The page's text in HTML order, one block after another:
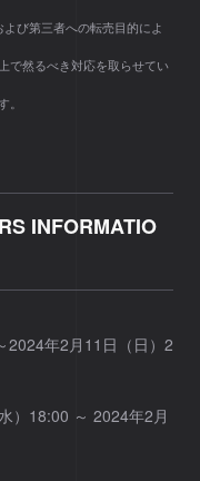
び第三者への転売目的によ
で然るべき対応を取らせてい
。
INFORMATIO
2024年2月11日（日）2
）18:00 ～ 2024年2月